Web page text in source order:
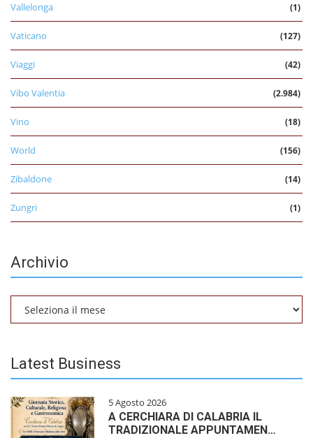
Vallelonga (1)
Vaticano (127)
Viaggi (42)
Vibo Valentia (2.984)
Vino (18)
World (156)
Zibaldone (14)
Zungri (1)
Archivio
Latest Business
5 Agosto 2026
A CERCHIARA DI CALABRIA IL
TRADIZIONALE APPUNTAMEN…